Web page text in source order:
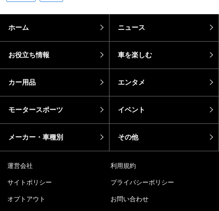
ホーム ニュース
お役立ち情報 車を楽しむ
カー用品 エンタメ
モータースポーツ イベント
メーカー・車種別 その他
運営会社 利用規約
サイトポリシー プライバシーポリシー
オプトアウト お問い合わせ